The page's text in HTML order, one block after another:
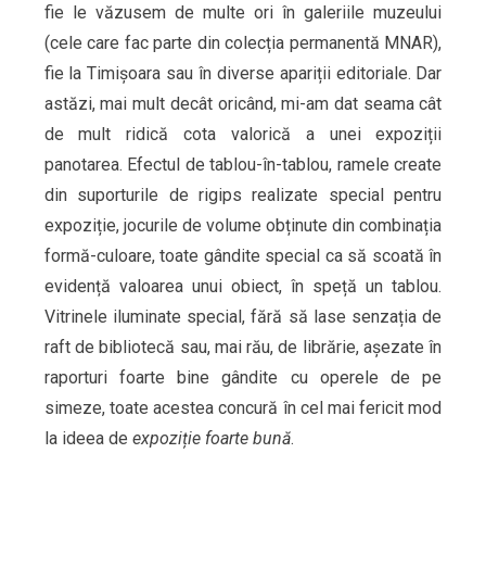
fie le văzusem de multe ori în galeriile muzeului
(cele care fac parte din colecția permanentă MNAR),
fie la Timișoara sau în diverse apariții editoriale. Dar
astăzi, mai mult decât oricând, mi-am dat seama cât
de mult ridică cota valorică a unei expoziții
panotarea. Efectul de tablou-în-tablou, ramele create
din suporturile de rigips realizate special pentru
expoziție, jocurile de volume obținute din combinația
formă-culoare, toate gândite special ca să scoată în
evidență valoarea unui obiect, în speță un tablou.
Vitrinele iluminate special, fără să lase senzația de
raft de bibliotecă sau, mai rău, de librărie, așezate în
raporturi foarte bine gândite cu operele de pe
simeze, toate acestea concură în cel mai fericit mod
la ideea de expoziție foarte bună.